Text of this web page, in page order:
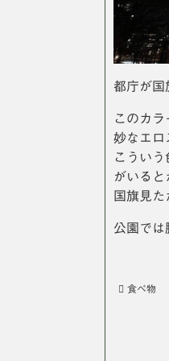
都庁が国
このカ
妙なエロ
こうい
がいる
国旗見
公園では
食べ物